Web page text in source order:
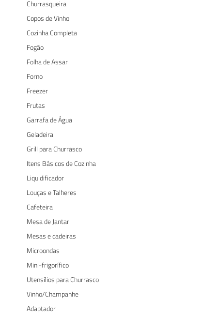
Churrasqueira
Copos de Vinho
Cozinha Completa
Fogão
Folha de Assar
Forno
Freezer
Frutas
Garrafa de Água
Geladeira
Grill para Churrasco
Itens Básicos de Cozinha
Liquidificador
Louças e Talheres
Cafeteira
Mesa de Jantar
Mesas e cadeiras
Microondas
Mini-frigorífico
Utensílios para Churrasco
Vinho/Champanhe
Adaptador